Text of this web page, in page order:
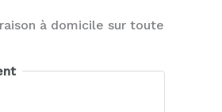
à domicile sur toute